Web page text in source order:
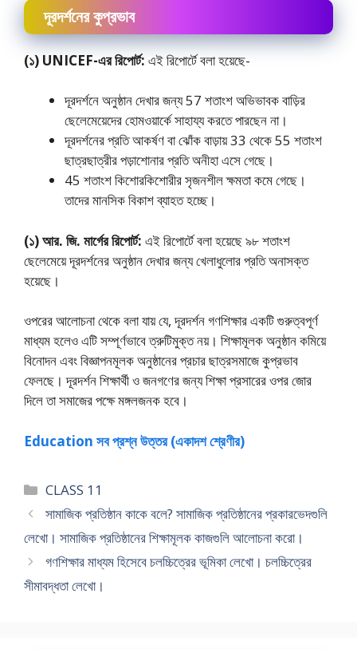
দূরদর্শনের কুপ্রভাব
(১) UNICEF-এর রিপোর্ট: এই রিপাের্টে বলা হয়েছে-
দূরদর্শনে অনুষ্ঠান দেখার জন্য 57 শতাংশ অভিভাবক বাড়ির
ছেলেমেয়েদের হােমওয়ার্কে সাহায্য করতে পারছেন না।
দূরদর্শনের প্রতি আকর্ষণ বা ঝোঁক বাড়ায় 33 থেকে 55 শতাংশ
ছাত্রছাত্রীর পড়াশােনার প্রতি অনীহা এসে গেছে।
45 শতাংশ কিশােরকিশােরীর সৃজনশীল ক্ষমতা কমে গেছে।
তাদের মানসিক বিকাশ ব্যাহত হচ্ছে।
(১) আর. জি. মার্গের রিপাের্ট: এই রিপাের্টে বলা হয়েছে ৯৮ শতাংশ
ছেলেমেয়ে দূরদর্শনের অনুষ্ঠান দেখার জন্য খেলাধুলাের প্রতি অনাসক্ত
হয়েছে।
ওপরের আলােচনা থেকে বলা যায় যে, দূরদর্শন গণশিক্ষার একটি গুরুত্বপূর্ণ
মাধ্যম হলেও এটি সম্পূর্ণভাবে ত্রুটিমুক্ত নয়। শিক্ষামূলক অনুষ্ঠান কমিয়ে
বিনােদন এবং বিজ্ঞাপনমূলক অনুষ্ঠানের প্রচার ছাত্রসমাজে কুপ্রভাব
ফেলছে। দূরদর্শন শিক্ষার্থী ও জনগণের জন্য শিক্ষা প্রসারের ওপর জোর
দিলে তা সমাজের পক্ষে মঙ্গলজনক হবে।
Education সব প্রশ্ন উত্তর (একাদশ শ্রেণীর)
Categories
CLASS 11
সামাজিক প্রতিষ্ঠান কাকে বলে? সামাজিক প্রতিষ্ঠানের প্রকারভেদগুলি
লেখাে। সামাজিক প্রতিষ্ঠানের শিক্ষামূলক কাজগুলি আলােচনা করাে।
গণশিক্ষার মাধ্যম হিসেবে চলচ্চিত্রের ভূমিকা লেখাে। চলচ্চিত্রের
সীমাবদ্ধতা লেখাে।